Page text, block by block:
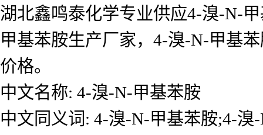
湖北鑫鸣泰化学专业供应4-溴-N-
甲基苯胺生产厂家，4-溴-N-甲基
价格。
中文名称: 4-溴-N-甲基苯胺
中文同义词: 4-溴-N-甲基苯胺;4-